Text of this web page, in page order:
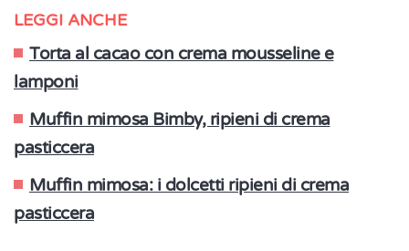
LEGGI ANCHE
Torta al cacao con crema mousseline e
lamponi
Muffin mimosa Bimby, ripieni di crema
pasticcera
Muffin mimosa: i dolcetti ripieni di crema
pasticcera